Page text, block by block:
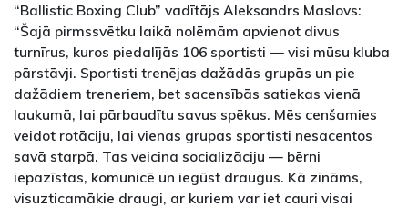
“Ballistic Boxing Club” vadītājs Aleksandrs Maslovs:
“Šajā pirmssvētku laikā nolēmām apvienot divus
turnīrus, kuros piedalījās 106 sportisti — visi mūsu kluba
pārstāvji. Sportisti trenējas dažādās grupās un pie
dažādiem treneriem, bet sacensībās satiekas vienā
laukumā, lai pārbaudītu savus spēkus. Mēs cenšamies
veidot rotāciju, lai vienas grupas sportisti nesacentos
savā starpā. Tas veicina socializāciju — bērni
iepazīstas, komunicē un iegūst draugus. Kā zināms,
visuzticamākie draugi, ar kuriem var iet cauri visai